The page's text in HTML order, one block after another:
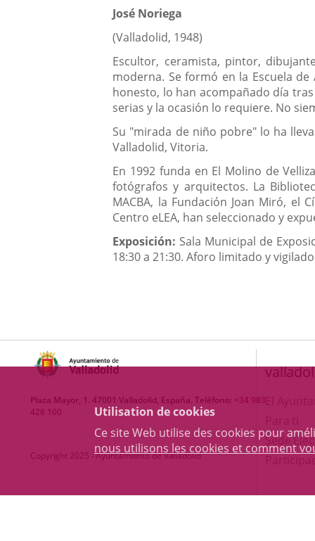
Utilisation de cookies
Ce site Web utilise des cookies pour
nous utilisons les cookies et comment
José Noriega
(Valladolid, 1948)
Escultor, ceramista, pintor,
moderna. Se formó en la Escuela
honesto, lo han acompañado día
serias y la ocasión lo requiere. No
Su "mirada de niño pobre" lo ha
Valladolid, Vitoria.
En 1992 funda en El Molino de
fotógrafos y arquitectos. La
MACBA, la Fundación Joan Miró, el
Centro eLEA, han seleccionado y
Exposición: Sala Municipal de
18:30 a 21:30. Aforo limitado y
Plaza Mayor, 1. 47001 Valladolid, España. Teléfono: +34 983
426 100
Copyright 2025 - Ayuntamiento de Valladolid
Sede